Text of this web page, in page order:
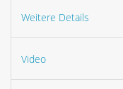
Weitere Details
Video